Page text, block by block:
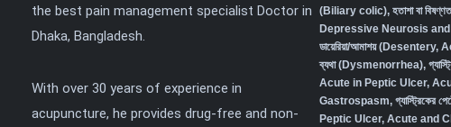
the best pain management specialist Doctor in
Dhaka, Bangladesh.
With over 30 years of experience in
acupuncture, he provides drug-free and non-
(Biliary colic), হতাশা বা
Depressive Neurosis
ডায়েরিয়া/আমাশয়
ব্যথা (Dysmenorrhea),
Acute in Peptic Ulcer,
Gastrospasm,
Peptic Ulcer, Acute and